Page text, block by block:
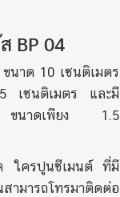
BP 04
นาด 10 เซนติเมตร
เซนติเมตร และมี
ขนาดเพียง 1.5
ใครปูนซีเมนต์ ที่มี
ารถโทรมาติดต่อ